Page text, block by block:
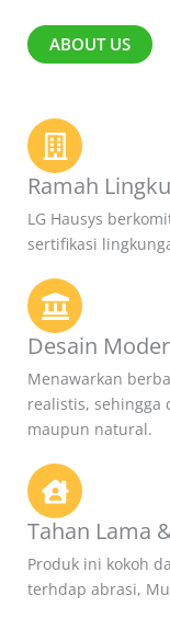
ABOUT US
Ramah
LG Hausys
sertifikasi
Desain
Menawarkan
realistis, sehingga
maupun natural.
Tahan Lama
Produk ini kokoh
terhdap abrasi,